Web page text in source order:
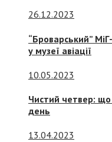
26.12.2023
“Броварський”
у музеї авіації
10.05.2023
Чистий четвер:
день
13.04.2023